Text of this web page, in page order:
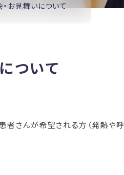
・お見舞いについて
ついて
者さんが希望される方（発熱や